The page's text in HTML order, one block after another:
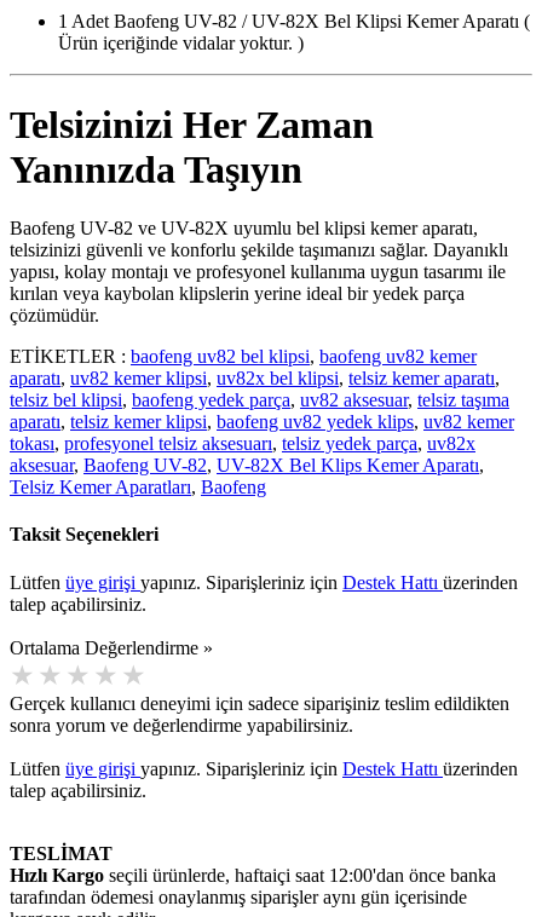
1 Adet Baofeng UV-82 / UV-82X Bel Klipsi Kemer Aparatı (
Ürün içeriğinde vidalar yoktur. )
Telsizinizi Her Zaman
Yanınızda Taşıyın
Baofeng UV-82 ve UV-82X uyumlu bel klipsi kemer aparatı,
telsizinizi güvenli ve konforlu şekilde taşımanızı sağlar. Dayanıklı
yapısı, kolay montajı ve profesyonel kullanıma uygun tasarımı ile
kırılan veya kaybolan klipslerin yerine ideal bir yedek parça
çözümüdür.
ETİKETLER : baofeng uv82 bel klipsi, baofeng uv82 kemer
aparatı, uv82 kemer klipsi, uv82x bel klipsi, telsiz kemer aparatı,
telsiz bel klipsi, baofeng yedek parça, uv82 aksesuar, telsiz taşıma
aparatı, telsiz kemer klipsi, baofeng uv82 yedek klips, uv82 kemer
tokası, profesyonel telsiz aksesuarı, telsiz yedek parça, uv82x
aksesuar, Baofeng UV-82, UV-82X Bel Klips Kemer Aparatı,
Telsiz Kemer Aparatları, Baofeng
Taksit Seçenekleri
Lütfen üye girişi yapınız. Siparişleriniz için Destek Hattı üzerinden
talep açabilirsiniz.
Ortalama Değerlendirme »
Gerçek kullanıcı deneyimi için sadece siparişiniz teslim edildikten
sonra yorum ve değerlendirme yapabilirsiniz.
Lütfen üye girişi yapınız. Siparişleriniz için Destek Hattı üzerinden
talep açabilirsiniz.
TESLİMAT
Hızlı Kargo seçili ürünlerde, haftaiçi saat 12:00'dan önce banka
tarafından ödemesi onaylanmış siparişler aynı gün içerisinde